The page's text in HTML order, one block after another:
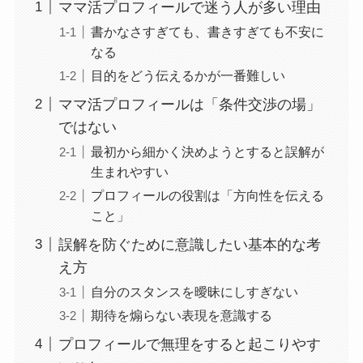
ママ活プロフィールで迷う人が多い理由
書かなさすぎても、書きすぎても不安に
なる
目的をどう伝えるかが一番難しい
ママ活プロフィールは「条件交渉の場」
ではない
最初から細かく決めようとすると誤解が
生まれやすい
プロフィールの役割は「方向性を伝える
こと」
誤解を防ぐために意識したい基本的な考
え方
自分のスタンスを曖昧にしすぎない
期待を煽らない表現を意識する
プロフィールで無理をすると起こりやす